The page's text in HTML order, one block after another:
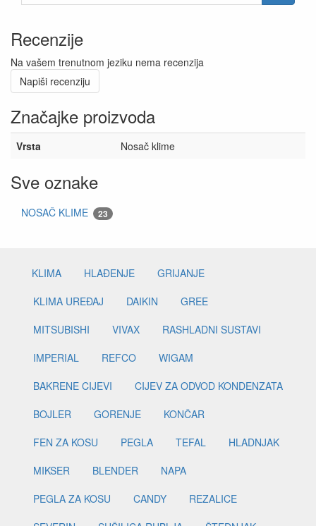
Recenzije
Na vašem trenutnom jeziku nema recenzija
Napiši recenziju
Značajke proizvoda
Vrsta Nosač klime
Sve oznake
NOSAČ KLIME 23
KLIMA HLAĐENJE
GRIJANJE
KLIMA UREĐAJ
DAIKIN
GREE
MITSUBISHI
VIVAX
RASHLADNI SUSTAVI
IMPERIAL
REFCO
WIGAM
BAKRENE CIJEVI
CIJEV ZA ODVOD KONDENZATA
BOJLER
GORENJE
KONČAR
FEN ZA KOSU
PEGLA TEFAL
HLADNJAK
MIKSER
BLENDER
NAPA
PEGLA ZA KOSU
CANDY
REZALICE